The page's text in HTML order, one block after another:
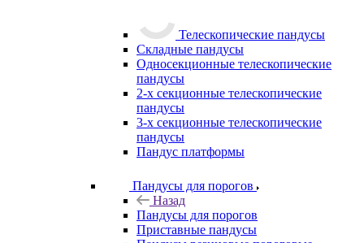
Телескопические пандусы
Складные пандусы
Односекционные телескопические
пандусы
2-х секционные телескопические
пандусы
3-х секционные телескопические
пандусы
Пандус платформы
Пандусы для порогов
Назад
Пандусы для порогов
Приставные пандусы